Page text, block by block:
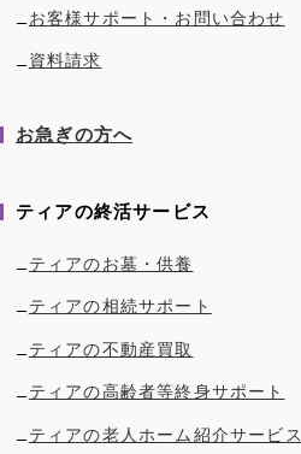
お客様サポート・お問い合わせ
資料請求
お急ぎの方へ
ティアの終活サービス
ティアのお墓・供養
ティアの相続サポート
ティアの不動産買取
ティアの高齢者等終身サポート
ティアの老人ホーム紹介サービス